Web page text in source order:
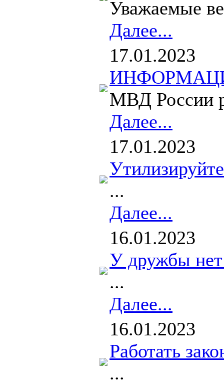
Уважаемые
Далее...
17.01.2023
ИНФОРМАЦИЯ
МВД России
Далее...
17.01.2023
...
Далее...
16.01.2023
У дружбы нет
...
Далее...
16.01.2023
Работать
...